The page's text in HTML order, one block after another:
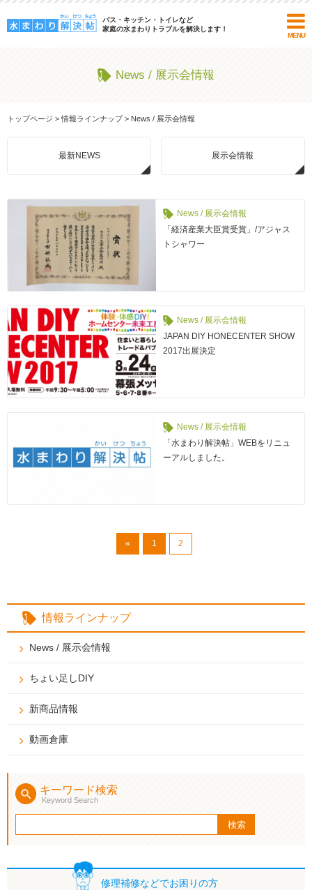
バス・キッチン・トイレなど
家庭の水まわりトラブルを解決します！
MENU
News / 展示会情報
トップページ > 情報ラインナップ> News / 展示会情報
最新NEWS 展示会情報
News / 展示会情報
「経済産業大臣賞受賞」/アジャス
トシャワー
News / 展示会情報
JAPAN DIY HONECENTER SHOW
2017出展決定
News / 展示会情報
「水まわり解決帖」WEBをリニュ
ーアルしました。
« 1 2
情報ラインナップ
News / 展示会情報
ちょい足しDIY
新商品情報
動画倉庫
キーワード検索
Keyword Search
修理補修などでお困りの方